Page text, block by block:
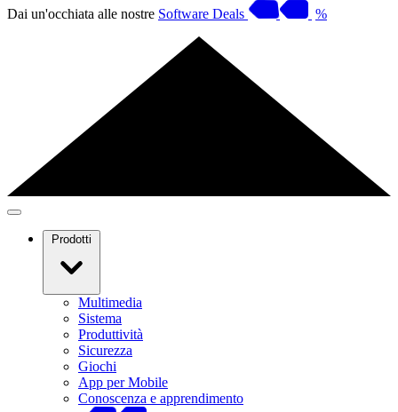
Dai un'occhiata alle nostre Software Deals %
Prodotti
Multimedia
Sistema
Produttività
Sicurezza
Giochi
App per Mobile
Conoscenza e apprendimento